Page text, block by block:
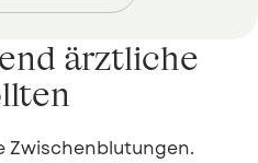
ärztliche
Zwischenblutungen.